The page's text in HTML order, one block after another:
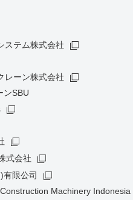
ステム株式会社
レーン株式会社
ンSBU
式会社
有限公司
Machinery Indonesia